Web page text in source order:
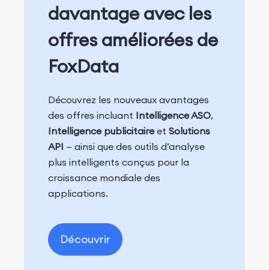
davantage avec les
offres améliorées de
FoxData
Découvrez les nouveaux avantages
des offres incluant Intelligence ASO,
Intelligence publicitaireet Solutions
API — ainsi que des outils d’analyse
plus intelligents conçus pour la
croissance mondiale des
applications.
Découvrir